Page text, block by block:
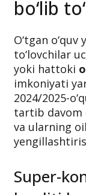
bo‘lib
O‘tgan
to‘lovchilar
yoki hattoki
imkoniyati
2024/2025-
va ularning